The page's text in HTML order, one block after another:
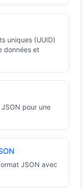
uniques (UUID)
données et
pour une
JSON avec